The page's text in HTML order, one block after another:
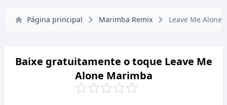
Página principal Marimba Remix Leave Me Alone
Baixe gratuitamente o toque Leave Me
Alone Marimba